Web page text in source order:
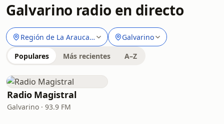
Galvarino radio en directo
Región de La Araucanía Galvarino
Populares Más recientes A–Z
Radio Magistral
Galvarino · 93.9 FM